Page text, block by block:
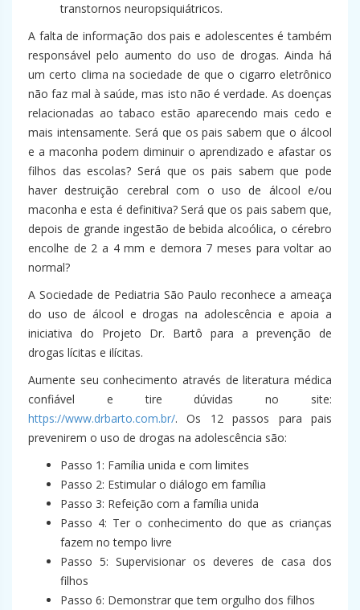
transtornos neuropsiquiátricos.
A falta de informação dos pais e adolescentes é também
responsável pelo aumento do uso de drogas. Ainda há
um certo clima na sociedade de que o cigarro eletrônico
não faz mal à saúde, mas isto não é verdade. As doenças
relacionadas ao tabaco estão aparecendo mais cedo e
mais intensamente. Será que os pais sabem que o álcool
e a maconha podem diminuir o aprendizado e afastar os
filhos das escolas? Será que os pais sabem que pode
haver destruição cerebral com o uso de álcool e/ou
maconha e esta é definitiva? Será que os pais sabem que,
depois de grande ingestão de bebida alcoólica, o cérebro
encolhe de 2 a 4 mm e demora 7 meses para voltar ao
normal?
A Sociedade de Pediatria São Paulo reconhece a ameaça
do uso de álcool e drogas na adolescência e apoia a
iniciativa do Projeto Dr. Bartô para a prevenção de
drogas lícitas e ilícitas.
Aumente seu conhecimento através de literatura médica
confiável e tire dúvidas no site:
https://www.drbarto.com.br/. Os 12 passos para pais
prevenirem o uso de drogas na adolescência são:
Passo 1: Família unida e com limites
Passo 2: Estimular o diálogo em família
Passo 3: Refeição com a família unida
Passo 4: Ter o conhecimento do que as crianças
fazem no tempo livre
Passo 5: Supervisionar os deveres de casa dos
filhos
Passo 6: Demonstrar que tem orgulho dos filhos